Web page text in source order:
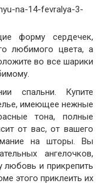
форму сердечек,
любимого цвета, а
во все шарики
спальни. Купите
имеющее нежные
тона, полные
от вас, от вашего
на шторы. Вы
ангелочков,
любовь и прикрепить
этого приклеить их